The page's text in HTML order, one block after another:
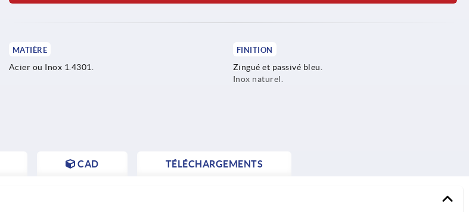
MATIÈRE
Acier ou Inox 1.4301.
FINITION
Zingué et passivé bleu.
Inox naturel.
CAD TÉLÉCHARGEMENTS